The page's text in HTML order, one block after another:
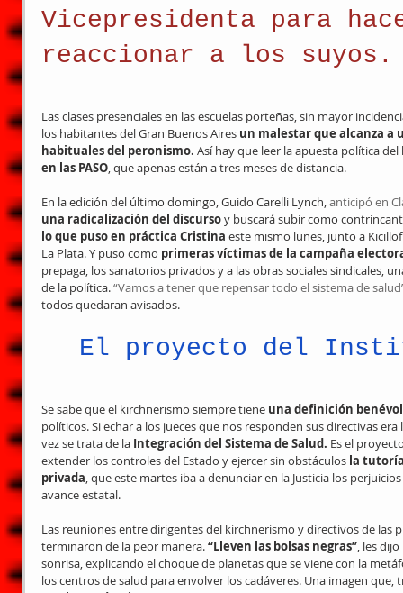
Vicepresidenta para
reaccionar a los suyos.
Las clases presenciales en las escuelas porteñas, sin mayor
los habitantes del Gran Buenos Aires un malestar que alcanza a
habituales del peronismo. Así hay que leer la apuesta política
en las PASO, que apenas están a tres meses de distancia.
En la edición del último domingo, Guido Carelli Lynch, anticipó en
una radicalización del discurso y buscará subir como
lo que puso en práctica Cristina este mismo lunes, junto a
La Plata. Y puso como primeras víctimas de la campaña
prepaga, los sanatorios privados y a las obras sociales sindicales,
de la política. “Vamos a tener que repensar todo el sistema de
todos quedaran avisados.
El proyecto del
Se sabe que el kirchnerismo siempre tiene una definición
políticos. Si echar a los jueces que nos responden sus directivas
vez se trata de la Integración del Sistema de Salud. Es el
extender los controles del Estado y ejercer sin obstáculos la
privada, que este martes iba a denunciar en la Justicia los
avance estatal.
Las reuniones entre dirigentes del kirchnerismo y directivos de las
terminaron de la peor manera. “Lleven las bolsas negras”, les
sonrisa, explicando el choque de planetas que se viene con la
los centros de salud para envolver los cadáveres. Una imagen